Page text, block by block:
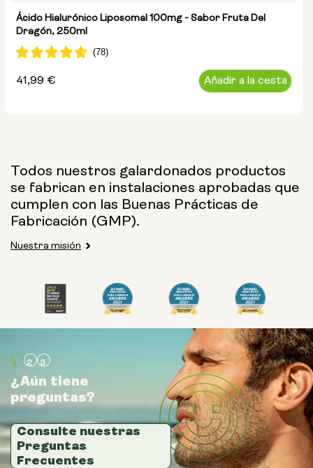
Ácido Hialurónico Liposomal 100mg - Sabor Fruta Del
Dragón, 250ml
Precio
41,99 € Añadir a la cesta
Todos nuestros galardonados productos
se fabrican en instalaciones aprobadas que
cumplen con las Buenas Prácticas de
Fabricación (GMP).
Nuestra misión
¿Aún tiene
preguntas?
Consulte nuestras
Preguntas
Frecuentes
¿Aún tiene
preguntas?
Consulte nuestras
Preguntas
Frecuentes
¿Aún tiene
preguntas?
Consulte nuestras
Preguntas
Frecuentes